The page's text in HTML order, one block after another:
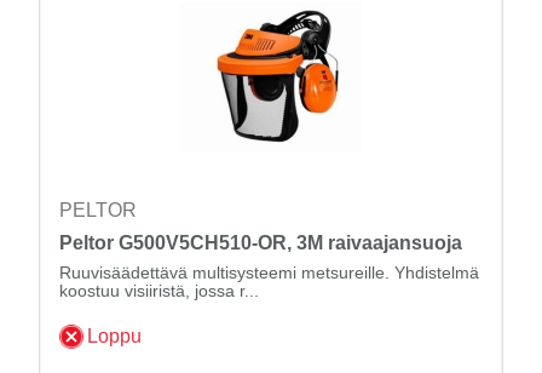
PELTOR
Peltor G500V5CH510-OR, 3M raivaajansuoja
Ruuvisäädettävä multisysteemi metsureille. Yhdistelmä
koostuu visiiristä, jossa r...
Loppu